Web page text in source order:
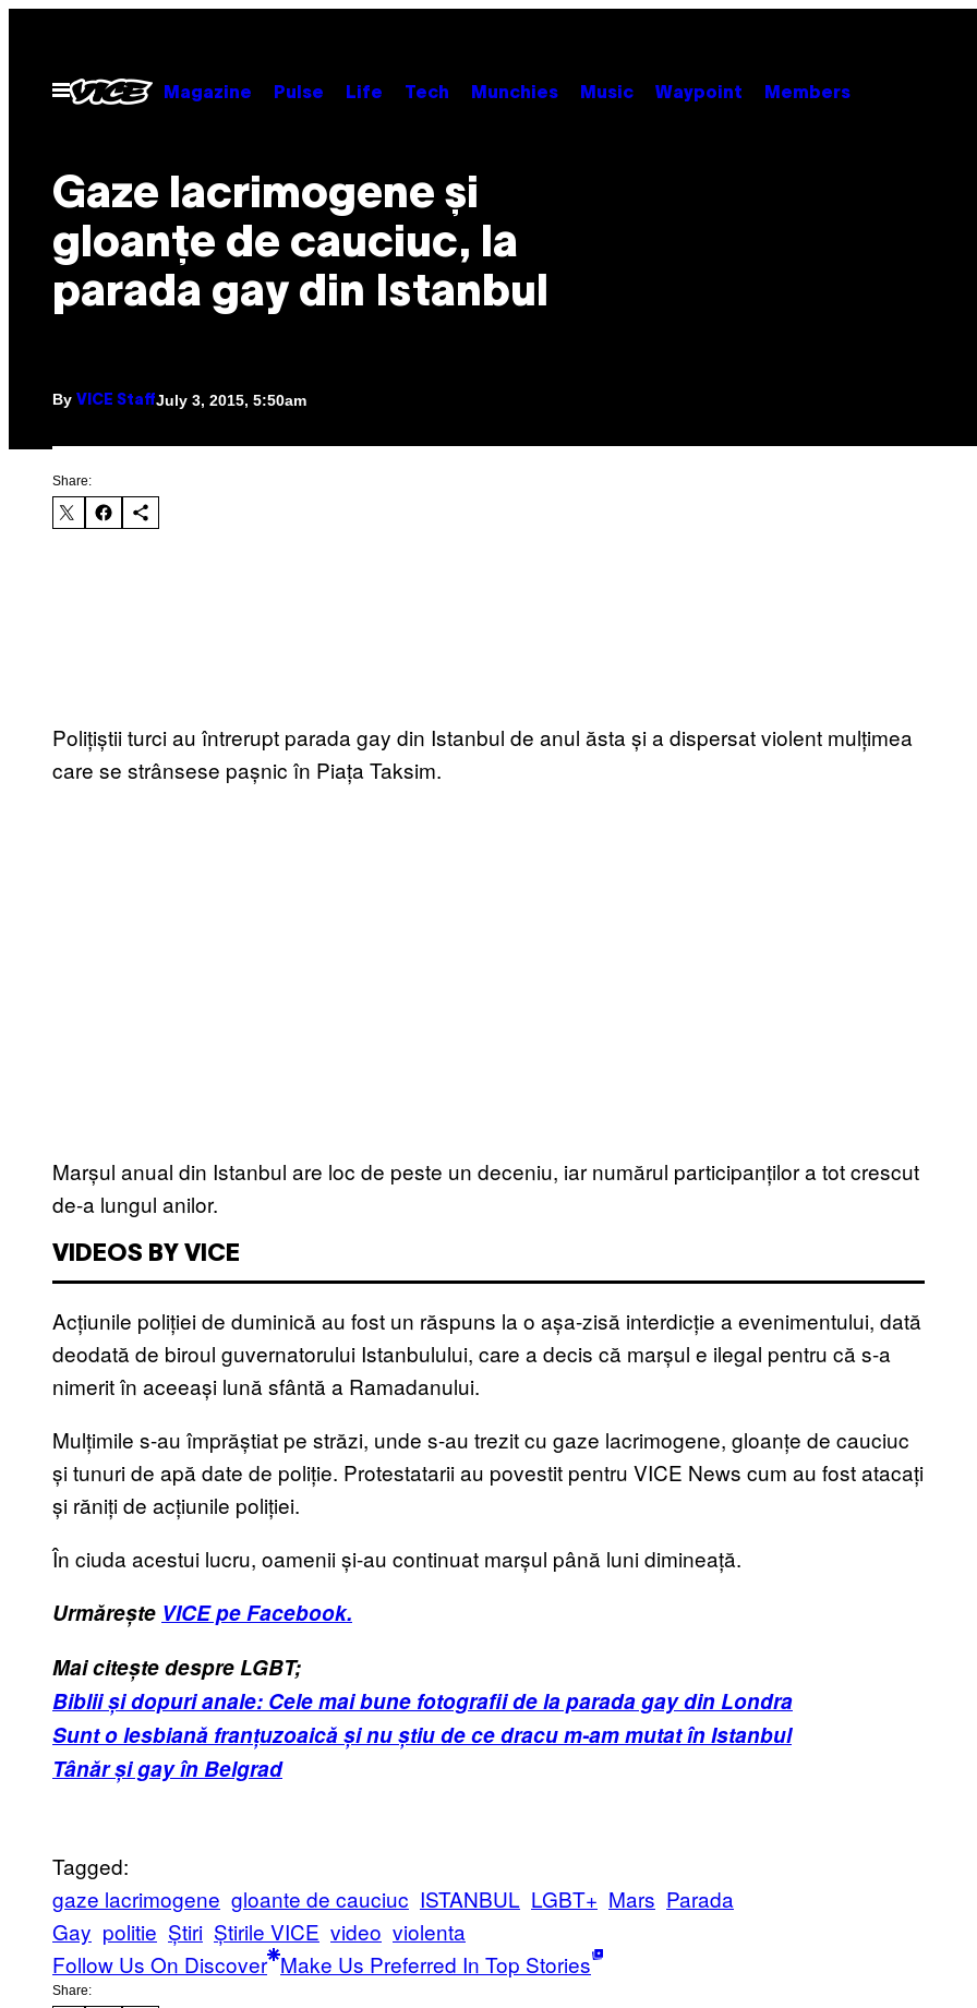
contentOpen
Menu
Magazine Pulse Life Tech Munchies Music Waypoint Members
Gaze lacrimogene și
gloanțe de cauciuc, la
parada gay din Istanbul
By VICE StaffJuly 3, 2015, 5:50am
Share:
Polițiștii turci au întrerupt parada gay din Istanbul de anul ăsta și a dispersat violent mulțimea
care se strânsese pașnic în Piața Taksim.
Marșul anual din Istanbul are loc de peste un deceniu, iar numărul participanților a tot crescut
de-a lungul anilor.
VIDEOS BY VICE
Acțiunile poliției de duminică au fost un răspuns la o așa-zisă interdicție a evenimentului, dată
deodată de biroul guvernatorului Istanbulului, care a decis că marșul e ilegal pentru că s-a
nimerit în aceeași lună sfântă a Ramadanului.
Mulțimile s-au împrăștiat pe străzi, unde s-au trezit cu gaze lacrimogene, gloanțe de cauciuc
și tunuri de apă date de poliție. Protestatarii au povestit pentru VICE News cum au fost atacați
și răniți de acțiunile poliției.
În ciuda acestui lucru, oamenii și-au continuat marșul până luni dimineață.
Urmărește VICE pe Facebook.
Mai citește despre LGBT;
Biblii și dopuri anale: Cele mai bune fotografii de la parada gay din Londra
Sunt o lesbiană franțuzoaică și nu știu de ce dracu m-am mutat în Istanbul
Tânăr și gay în Belgrad
Tagged:
gaze lacrimogene gloante de cauciuc ISTANBUL LGBT+ Mars Parada
Gay politie Știri Știrile VICE video violenta
Follow Us On Discover Make Us Preferred In Top Stories
Share: